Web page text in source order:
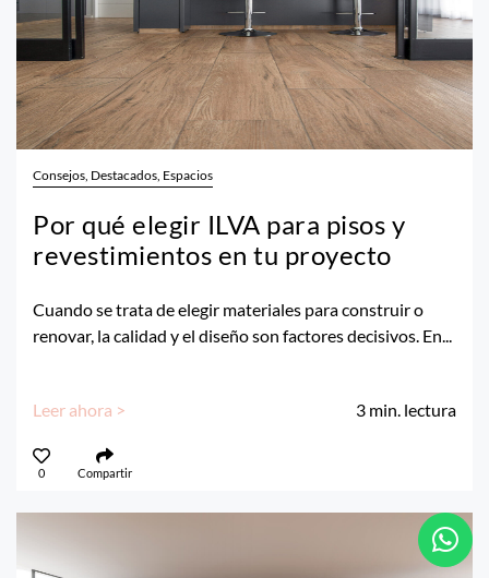
Consejos, Destacados, Espacios
Por qué elegir ILVA para pisos y
revestimientos en tu proyecto
Cuando se trata de elegir materiales para construir o
renovar, la calidad y el diseño son factores decisivos. En...
Leer ahora > 3 min. lectura
0 Compartir